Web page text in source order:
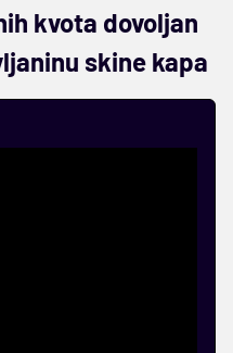
kvota dovoljan
skine kapa